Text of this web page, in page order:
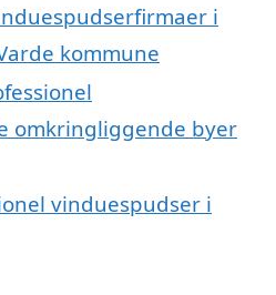
i
kommune
omkringliggende byer
vinduespudser i